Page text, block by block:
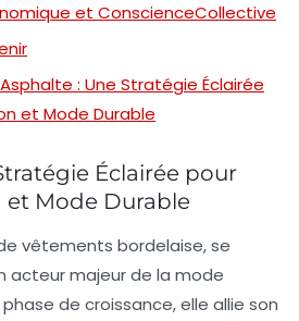
et ConscienceCollective
: Une Stratégie Éclairée
et Mode Durable
Éclairée pour
et Mode Durable
vêtements bordelaise, se
acteur majeur de la mode
phase de croissance, elle allie son